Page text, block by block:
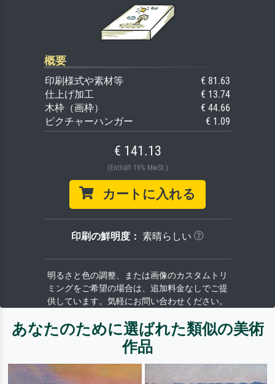
概要
印刷様式や素材等
€ 81.63
仕上げ加工
€ 13.74
木枠（画枠）
€ 44.66
ピクチャーハンガー
€ 1.09
€ 141.13
(Enthält 19% MwSt.)
カートに入れる
印刷の鮮明度： 素晴らしい
明るさと色の調整、または画像のカスタムトリ
ミングをご希望の場合は、追加料金なしでご提
供しています。気軽にお問い合わせください。
あなたのために選ばれた類似の美術
作品